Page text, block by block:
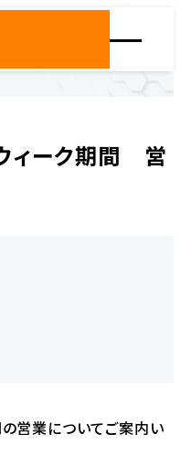
ィーク期間 営
営業についてご案内い